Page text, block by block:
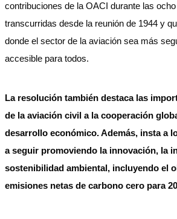
contribuciones de la OACI durante las
transcurridas desde la reunión de 1944 y
donde el sector de la aviación sea más
accesible para todos.
La resolución también destaca las
de la aviación civil a la cooperación
desarrollo económico. Además, insta a
a seguir promoviendo la innovación, la
sostenibilidad ambiental, incluyendo el
emisiones netas de carbono cero para